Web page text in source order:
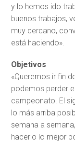
y lo hemos ido
buenos trabajos,
muy cercano,
está haciendo».
Objetivos
«Queremos ir fin
podemos perder
campeonato. El
lo más arriba
semana a
hacerlo lo mejor